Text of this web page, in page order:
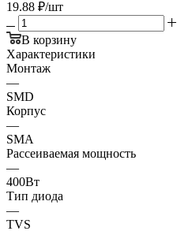
19.88 ₽/шт
В корзину
Характеристики
Монтаж
—
SMD
Корпус
—
SMA
Рассеиваемая мощность
—
400Вт
Тип диода
—
TVS